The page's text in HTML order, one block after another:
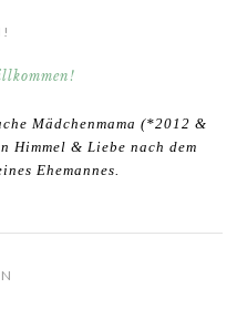
Mädchenmama (*2012 &
Himmel & Liebe nach dem
Ehemannes.